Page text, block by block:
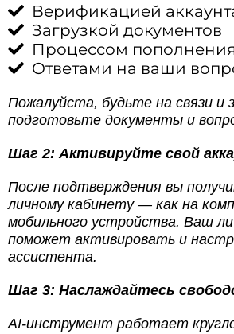
Верификацией
Загрузкой документов
Процессом пополнения
Ответами на ваши
Пожалуйста, будьте на связи и
подготовьте документы и
Шаг 2: Активируйте свой
После подтверждения вы
личному кабинету — как на
мобильного устройства. Ваш
поможет активировать и
ассистента.
Шаг 3: Наслаждайтесь
AI-инструмент работает